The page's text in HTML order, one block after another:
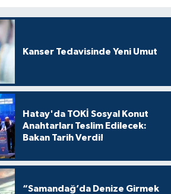
Kanser Tedavisinde Yeni Umut
Hatay'da TOKİ Sosyal Konut
Anahtarları Teslim Edilecek:
Bakan Tarih Verdi!
“Samandağ’da Denize Girmek